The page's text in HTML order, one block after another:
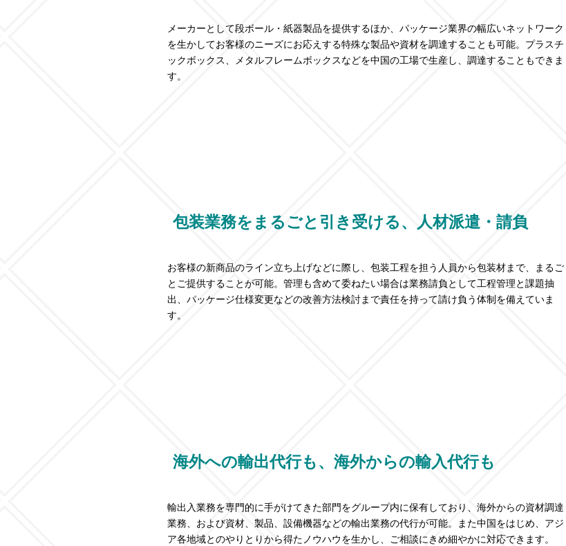
メーカーとして段ボール・紙器製品を提供するほか、パッケージ業界の幅広いネットワーク
を生かしてお客様のニーズにお応えする特殊な製品や資材を調達することも可能。プラスチ
ックボックス、メタルフレームボックスなどを中国の工場で生産し、調達することもできま
す。
包装業務をまるごと引き受ける、人材派遣・請負
お客様の新商品のライン立ち上げなどに際し、包装工程を担う人員から包装材まで、まるご
とご提供することが可能。管理も含めて委ねたい場合は業務請負として工程管理と課題抽
出、パッケージ仕様変更などの改善方法検討まで責任を持って請け負う体制を備えていま
す。
海外への輸出代行も、海外からの輸入代行も
輸出入業務を専門的に手がけてきた部門をグループ内に保有しており、海外からの資材調達
業務、および資材、製品、設備機器などの輸出業務の代行が可能。また中国をはじめ、アジ
ア各地域とのやりとりから得たノウハウを生かし、ご相談にきめ細やかに対応できます。